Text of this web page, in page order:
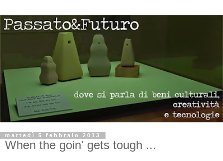
martedì 5 febbraio 2013
When the goin' gets tough ...